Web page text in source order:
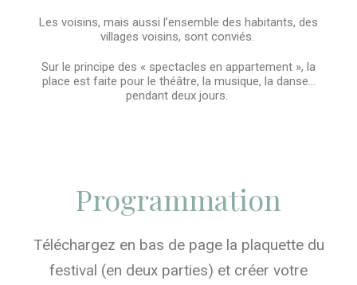
Les voisins, mais aussi l’ensemble des habitants, des
villages voisins, sont conviés.
Sur le principe des « spectacles en appartement », la
place est faite pour le théâtre, la musique, la danse…
pendant deux jours.
Programmation
Téléchargez en bas de page la plaquette du
festival (en deux parties) et créer votre